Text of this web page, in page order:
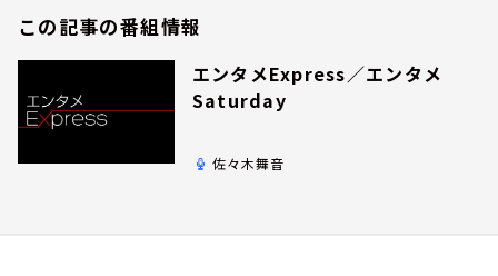
この記事の番組情報
エンタメExpress／エンタメ
Saturday
佐々木舞音